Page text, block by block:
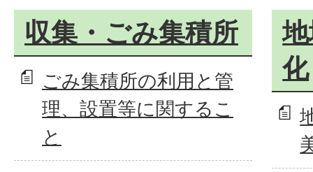
収集・ごみ集積所
ごみ集積所の利用と管
理、設置等に関するこ
と
化